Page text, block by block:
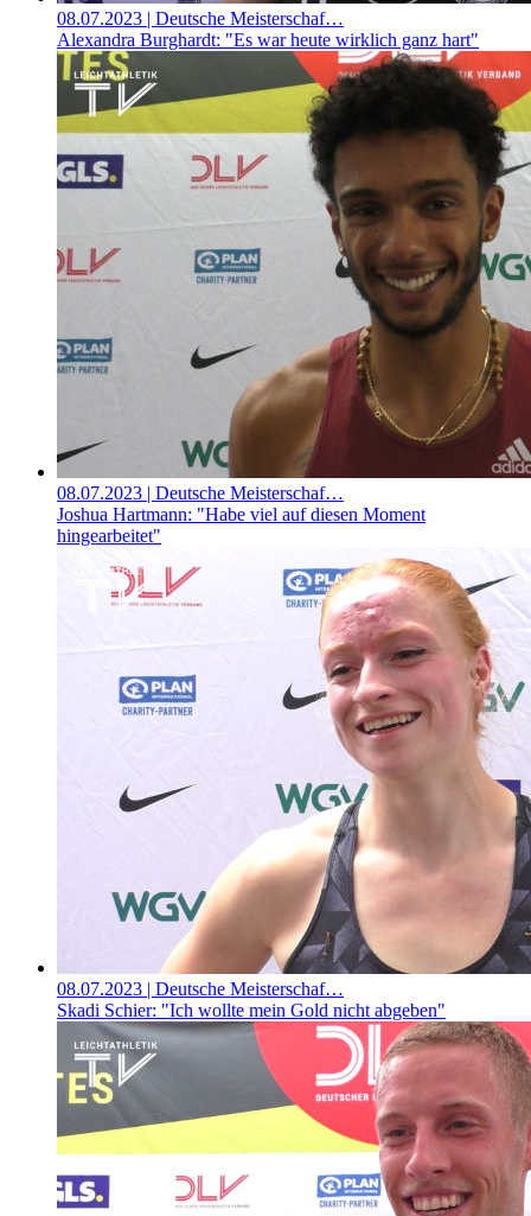
08.07.2023 | Deutsche Meisterschaf…
Alexandra Burghardt: "Es war heute wirklich ganz hart"
08.07.2023 | Deutsche Meisterschaf…
Joshua Hartmann: "Habe viel auf diesen Moment
hingearbeitet"
08.07.2023 | Deutsche Meisterschaf…
Skadi Schier: "Ich wollte mein Gold nicht abgeben"